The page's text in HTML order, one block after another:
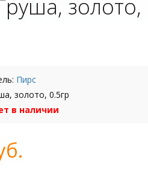
золото,
Пирс
золото, 0.5гр
в наличии